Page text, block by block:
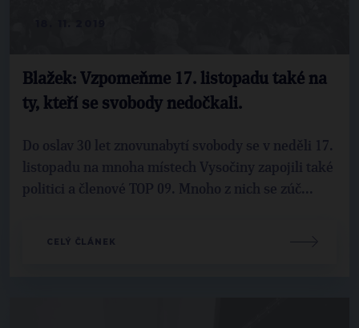
Blažek: Vzpomeňme 17. listopadu také na
ty, kteří se svobody nedočkali.
Do oslav 30 let znovunabytí svobody se v neděli 17.
listopadu na mnoha místech Vysočiny zapojili také
politici a členové TOP 09. Mnoho z nich se zúč...
CELÝ ČLÁNEK